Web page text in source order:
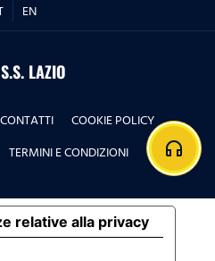
EN
S.S. LAZIO
CONTATTI
COOKIE POLICY
TERMINI E CONDIZIONI headphones
relative alla privacy